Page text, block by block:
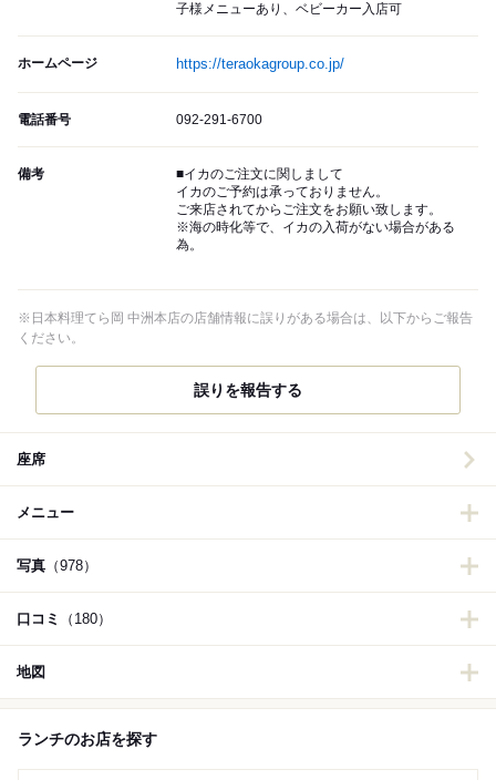
子様メニューあり、ベビーカー入店可
ホームページ https://teraokagroup.co.jp/
電話番号 092-291-6700
備考
■イカのご注文に関しまして
イカのご予約は承っておりません。
ご来店されてからご注文をお願い致します。
※海の時化等で、イカの入荷がない場合がある
為。
※日本料理てら岡 中洲本店の店舗情報に誤りがある場合は、以下からご報告
ください。
誤りを報告する
座席
メニュー
写真 （978）
口コミ （180）
地図
ランチのお店を探す